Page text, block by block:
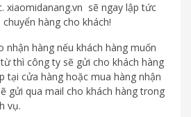
xiaomidanang.vn sẽ ngay lập tức
hàng cho khách!
nhận hàng nếu khách hàng muốn
thì công ty sẽ gửi cho khách hàng
tại cửa hàng hoặc mua hàng nhận
gửi qua mail cho khách hàng trong
vụ.